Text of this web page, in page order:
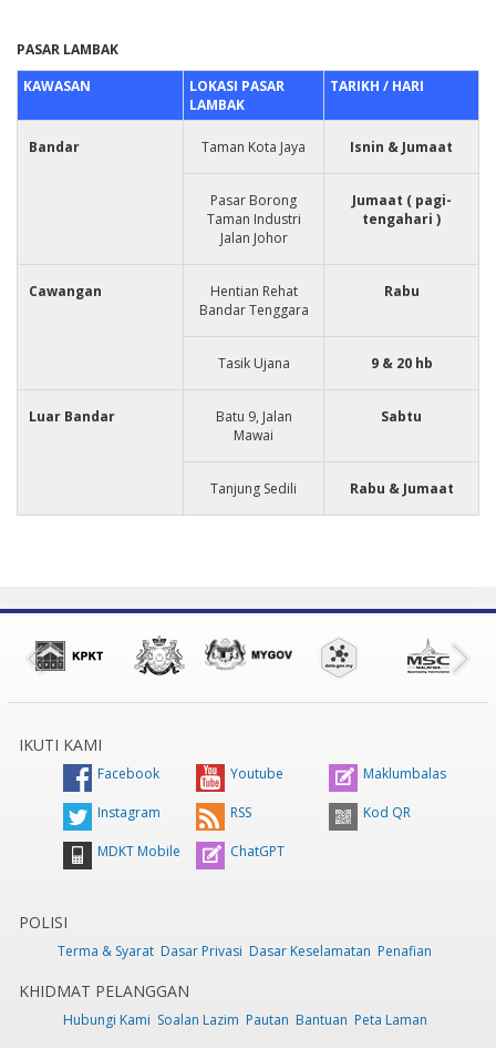
PASAR LAMBAK
KAWASAN
LOKASI PASAR
LAMBAK
TARIKH / HARI
Bandar Taman Kota Jaya Isnin & Jumaat
Pasar Borong
Taman Industri
Jalan Johor
Jumaat ( pagi-
tengahari )
Cawangan
Hentian Rehat
Bandar Tenggara
Rabu
Tasik Ujana 9 & 20 hb
Luar Bandar
Batu 9, Jalan
Mawai
Sabtu
Tanjung Sedili Rabu & Jumaat
IKUTI KAMI
Facebook Youtube Maklumbalas
Instagram RSS Kod QR
MDKT Mobile ChatGPT
POLISI
Terma & Syarat Dasar Privasi Dasar Keselamatan Penafian
KHIDMAT PELANGGAN
Hubungi Kami Soalan Lazim Pautan Bantuan Peta Laman